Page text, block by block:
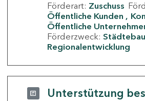
Förderart: Zuschuss
Öffentliche Kunden
Öffentliche
Förderzweck:
Regionalentwicklung
Unterstützung